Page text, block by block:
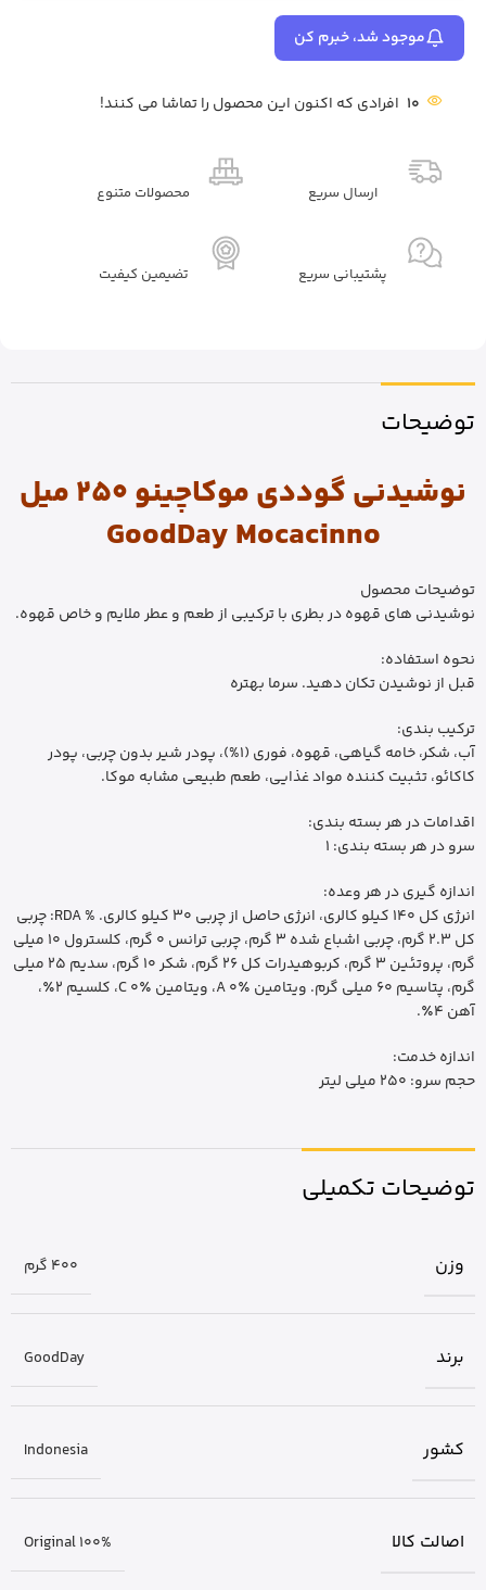
موجود شد، خبرم کن
10 افرادی که اکنون این محصول را تماشا می کنند!
ارسال سریع محصولات متنوع
پشتیبانی سریع تضیمین کیفیت
توضیحات
نوشیدنی گوددی موکاچینو 250 میل
GoodDay Mocacinno
توضیحات محصول
نوشیدنی های قهوه در بطری با ترکیبی از طعم و عطر ملایم و خاص قهوه.
نحوه استفاده:
قبل از نوشیدن تکان دهید. سرما بهتره
ترکیب بندی:
آب، شکر، خامه گیاهی، قهوه، فوری (1%)، پودر شیر بدون چربی، پودر
کاکائو، تثبیت کننده مواد غذایی، طعم طبیعی مشابه موکا.
اقدامات در هر بسته بندی:
سرو در هر بسته بندی: 1
اندازه گیری در هر وعده:
انرژی کل 140 کیلو کالری، انرژی حاصل از چربی 30 کیلو کالری. % RDA: چربی
کل 2.3 گرم، چربی اشباع شده 3 گرم، چربی ترانس 0 گرم، کلسترول 10 میلی
گرم، پروتئین 3 گرم، کربوهیدرات کل 26 گرم، شکر 10 گرم، سدیم 25 میلی
گرم، پتاسیم 60 میلی گرم. ویتامین A 0٪، ویتامین C 0٪، کلسیم 2٪،
آهن 4٪.
اندازه خدمت:
حجم سرو: 250 میلی لیتر
توضیحات تکمیلی
وزن 400 گرم
برند GoodDay
کشور Indonesia
اصالت کالا Original 100%